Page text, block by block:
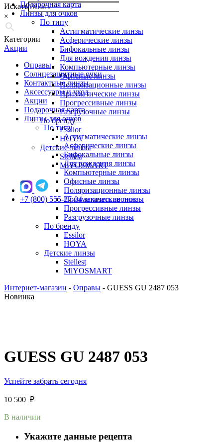
Искать
×
Категории
Акции
Оправы
Солнцезащитные очки
Контактные линзы
Аксессуары и уход
Акции
Подарочная карта
Линзы для очков
По типу
Астигматические линзы
Асферические линзы
Бифокальные линзы
Для вождения линзы
Компьютерные линзы
Офисные линзы
Поляризационные линзы
Призматические линзы
Прогрессивные линзы
Разгрузочные линзы
По бренду
Essilor
HOYA
Детские линзы
Stellest
MiYOSMART
Подарочная карта
Линзы для очков
По типу
Астигматические линзы
Асферические линзы
Бифокальные линзы
Для вождения линзы
Компьютерные линзы
Офисные линзы
Поляризационные линзы
Призматические линзы
Прогрессивные линзы
Разгрузочные линзы
По бренду
Essilor
HOYA
Детские линзы
Stellest
MiYOSMART
+7 (800) 555-27-04 заказать звонок
Интернет-магазин - Оправы - GUESS GU 2487 053
Новинка
GUESS GU 2487 053
Успейте забрать сегодня
10 500 ₽
В наличии
Укажите данные рецепта